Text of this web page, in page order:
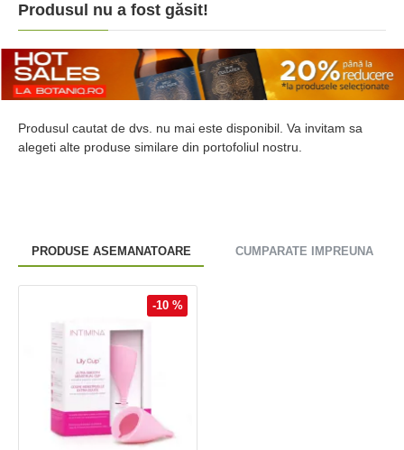
Produsul nu a fost găsit!
Produsul cautat de dvs. nu mai este disponibil. Va invitam sa
alegeti alte produse similare din portofoliul nostru.
PRODUSE ASEMANATOARE CUMPARATE IMPREUNA
-10 %